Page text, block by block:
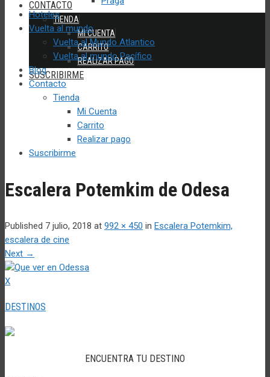
CONTACTO
TIENDA
MI CUENTA
CARRITO
REALIZAR PAGO
SUSCRIBIRME
Hoteles
Vuelta al mundo
Vuelta al Mundo Atlantico
Vuelta al mundo Pacífico
Blog
Contacto
Tienda
Mi Cuenta
Carrito
Realizar pago
Suscribirme
Escalera Potemkim de Odesa
Published 7 julio, 2018 at 992 × 450 in Escalera Potemkim,
escalera de cine
Next →
X
DESTINOS
ENCUENTRA TU DESTINO